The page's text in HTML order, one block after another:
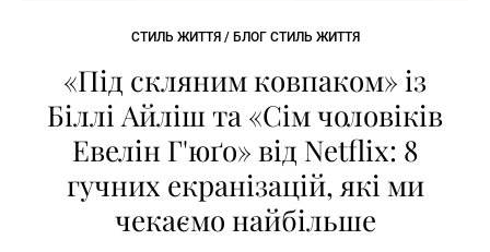
СТИЛЬ ЖИТТЯ / БЛОГ СТИЛЬ ЖИТТЯ
«Під скляним ковпаком» із
Біллі Айліш та «Сім чоловіків
Евелін Г'юґо» від Netflix: 8
гучних екранізацій, які ми
чекаємо найбільше